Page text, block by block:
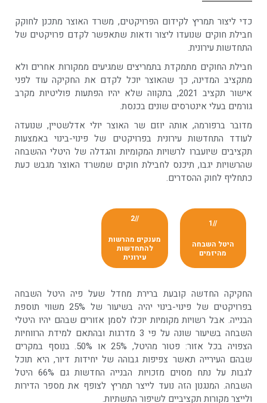
כדי ליצור תמריץ לקידום הפרויקטים, משרד האוצר מתכנן לחוקק
חבילת חוקים שנועדו ליצור ודאות שתאפשר לקדם פרויקטים של
התחדשות עירונית.
חבילת החוקים מתמקדת בתמריצים שמגיעים ממקורות אחרים ולא
מתקציב המדינה, כך שהאוצר יוכל לקדם את החקיקה עוד לפני
אישור תקציב 2021, בתקווה שלא יהיו הפתעות פוליטיות מקרב
גורמים בעלי אינטרסים שונים בכנסת.
מדובר ברפורמה, אותה יוזם שר האוצר יולי אדלשטיין, שנועדה
לעודד התחדשות עירונית בפרויקטים של פינוי-בינוי באמצעות
תקציבים שיועברו לרשויות המקומיות והגדלה של היטלי ההשבחה
שהרשויות יגבו, תיכנס לחבילת חוקים שמשרד האוצר מגבש כעת
כתחליף לחוק ההסדרים.
//1
היטל השבחה
מהיזמים
//2
מענקים מהרשות
להתחדשות
עירונית
החקיקה החדשה קובעת ברירת מחדל שעל פיה היטל השבחה
בפרויקטים של פינוי-בינוי יהיה בשיעור של 25% משווי תוספת
הבנייה. אבל רשויות מקומיות יוכלו לסמן אזורים שבהם יהיו היטלי
השבחה בשיעור שונה על פי 3 מדרגות ובהתאם למידת הרווחיות
הצפויה בכל אזור: פטור מהיטל, 25% או 50%. בנוסף במקרים
שבהם העירייה תאשר צפיפות גבוהה של יחידות דיור, היא תוכל
לגבות על נתח מסוים מזכויות הבנייה החדשות גם 66% היטל
השבחה. המנגנון הזה נועד לייצר תמריץ לצופף את מספר הדירות
ולייצר מקורות תקציביים לשיפור התשתיות.